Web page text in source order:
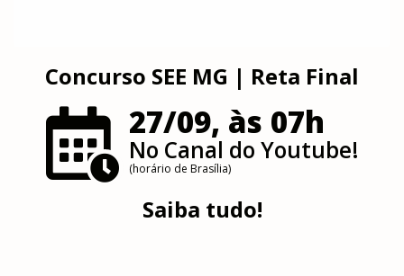
Concurso SEE MG | Reta Final
27/09, às 07h
No Canal do Youtube!
(horário de Brasília)
Saiba tudo!